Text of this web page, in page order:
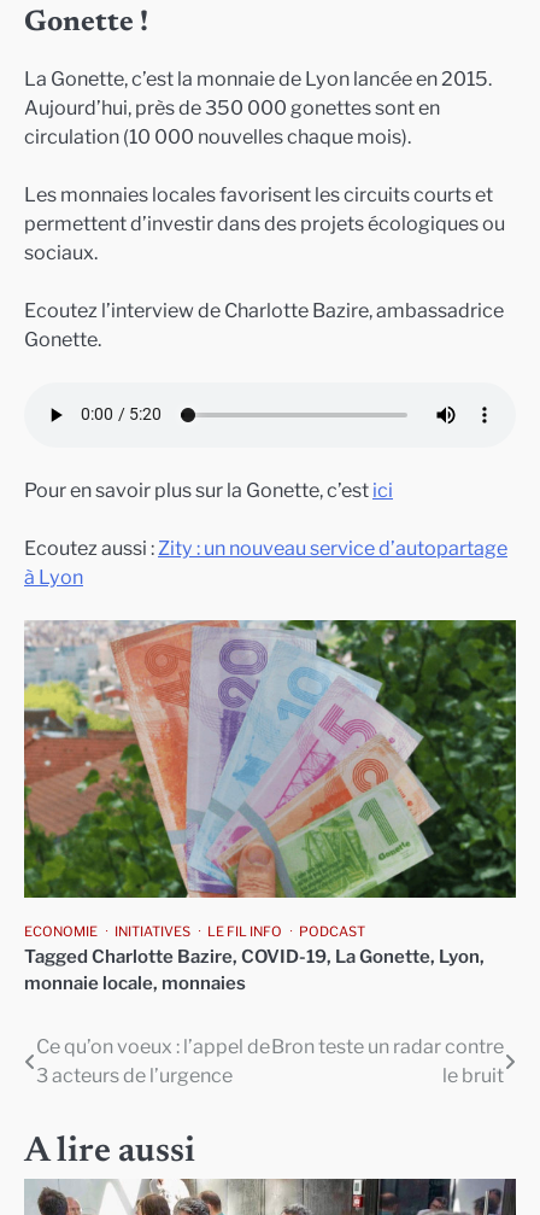
LINK
Gonette !
La Gonette, c’est la monnaie de Lyon lancée en 2015.
Aujourd’hui, près de 350 000 gonettes sont en
circulation (10 000 nouvelles chaque mois).
Les monnaies locales favorisent les circuits courts et
permettent d’investir dans des projets écologiques ou
sociaux.
Ecoutez l’interview de Charlotte Bazire, ambassadrice
Gonette.
Pour en savoir plus sur la Gonette, c’est ici
Ecoutez aussi :Zity : un nouveau service d’autopartage
à Lyon
ECONOMIE INITIATIVES LE FIL INFO PODCAST
Tagged Charlotte Bazire, COVID-19, La Gonette, Lyon,
monnaie locale, monnaies
Navigation
l’article
Ce qu’on voeux : l’appel de
3 acteurs de l’urgence
Bron teste un radar contre
le bruit
A lire aussi